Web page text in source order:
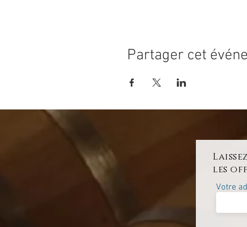
Partager cet
les
Votre